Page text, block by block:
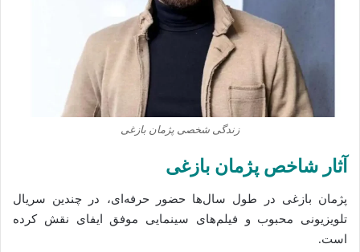
زندگی شخصی پژمان بازغی
آثار شاخص پژمان بازغی
پژمان بازغی در طول سال‌ها حضور حرفه‌ای، در چندین سریال
تلویزیونی محبوب و فیلم‌های سینمایی موفق ایفای نقش کرده‌
است.